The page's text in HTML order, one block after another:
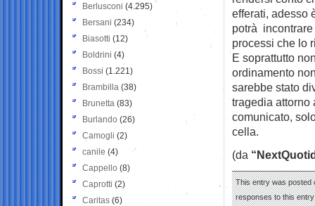
efferati, adesso
potrà
processi che lo
E soprattutto
ordinamento
sarebbe stato
tragedia attorno
comunicato,
cella.
(da
This entry was posted
responses to this
Berlusconi (4.295)
Bersani (234)
Biasotti (12)
Boldrini (4)
Bossi (1.221)
Brambilla (38)
Brunetta (83)
Burlando (26)
Camogli (2)
canile (4)
Cappello (8)
Caprotti (2)
Caritas (6)